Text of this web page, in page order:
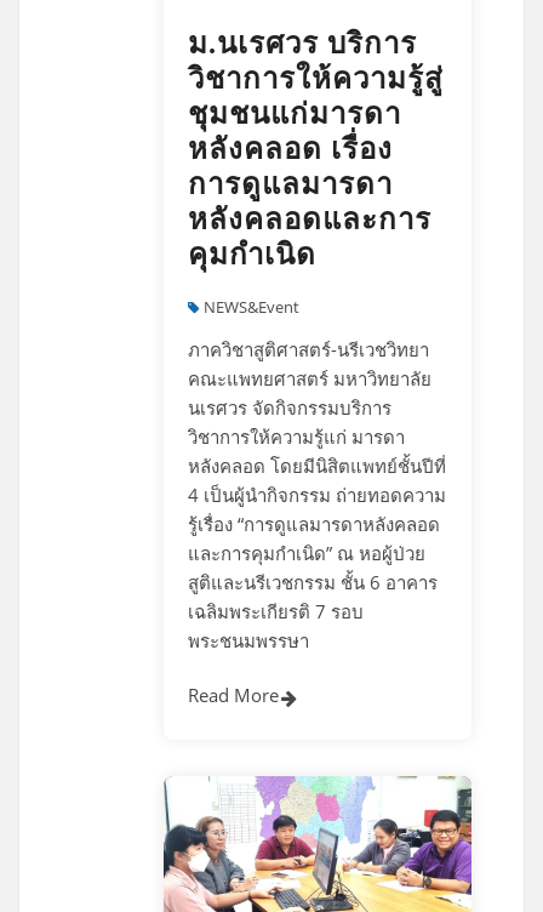
ม.นเรศวร บริการ
วิชาการให้ความรู้สู่
ชุมชนแก่มารดา
หลังคลอด เรื่อง
การดูแลมารดา
หลังคลอดและการ
คุมกำเนิด
NEWS&Event
ภาควิชาสูติศาสตร์-นรีเวชวิทยา
คณะแพทยศาสตร์ มหาวิทยาลัย
นเรศวร จัดกิจกรรมบริการ
วิชาการให้ความรู้แก่ มารดา
หลังคลอด โดยมีนิสิตแพทย์ชั้นปีที่
4 เป็นผู้นำกิจกรรม ถ่ายทอดความ
รู้เรื่อง “การดูแลมารดาหลังคลอด
และการคุมกำเนิด” ณ หอผู้ป่วย
สูติและนรีเวชกรรม ชั้น 6 อาคาร
เฉลิมพระเกียรติ 7 รอบ
พระชนมพรรษา
Read More